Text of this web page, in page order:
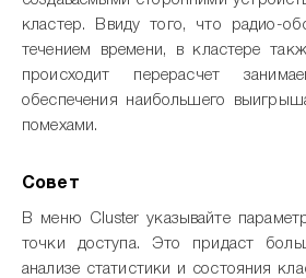
кластер. Ввиду того, что радио-
течением времени, в кластере
происходит перерасчет
обеспечения наибольшего
помехами.
Совет
В меню Cluster указывайте
точки доступа. Это придаст
анализе статистики и состояния